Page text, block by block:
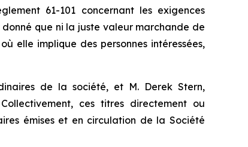
61-101 concernant les exigences
donné que ni la juste valeur marchande de
elle implique des personnes intéressées,
de la société, et M. Derek Stern,
ces titres directement ou
émises et en circulation de la Société